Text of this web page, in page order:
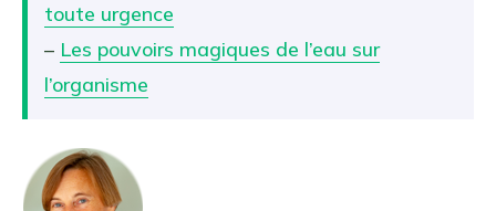
toute urgence
– Les pouvoirs magiques de l’eau sur
l’organisme